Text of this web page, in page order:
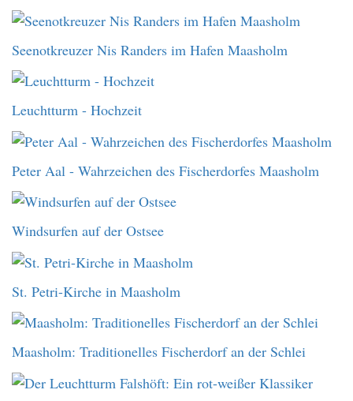
Seenotkreuzer Nis Randers im Hafen Maasholm
Leuchtturm - Hochzeit
Peter Aal - Wahrzeichen des Fischerdorfes Maasholm
Windsurfen auf der Ostsee
St. Petri-Kirche in Maasholm
Maasholm: Traditionelles Fischerdorf an der Schlei